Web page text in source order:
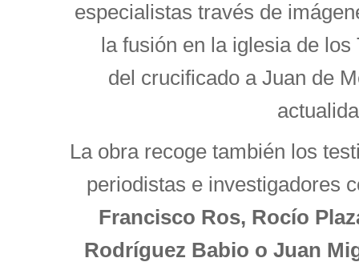
especialistas través de
la fusión en la iglesia de
del crucificado a Juan de
La obra recoge también los
periodistas e investigadores
Francisco Ros, Rocío
Rodríguez Babio o Juan